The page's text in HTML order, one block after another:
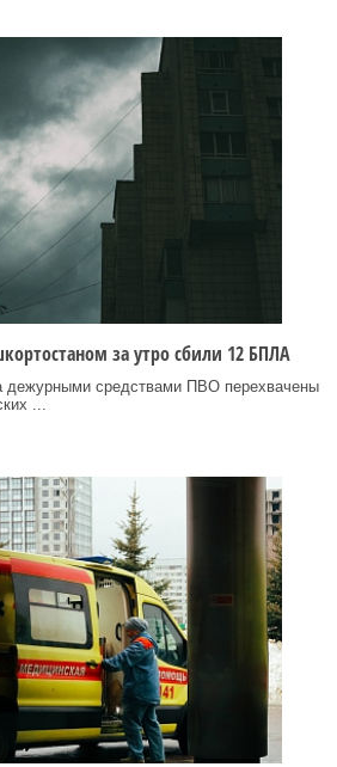
за утро сбили 12 БПЛА
дежурными средствами ПВО перехвачены
...